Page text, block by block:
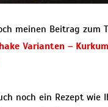
meinen Beitrag zum
Varianten –
noch ein Rezept wie